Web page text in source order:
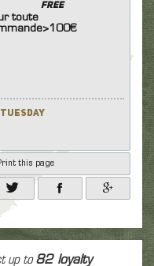
FREE
toute
this page
up to82loyalty